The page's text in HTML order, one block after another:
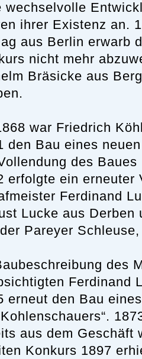
wechselvolle
ihrer Existenz an.
aus Berlin erwarb
nicht mehr
Bräsicke aus
war Friedrich
den Bau eines
des
erfolgte ein erneuter
Ferdinand
Lucke aus Derben
Pareyer
des
Ferdinand
erneut den Bau
aus dem Geschäft
Konkurs 1897